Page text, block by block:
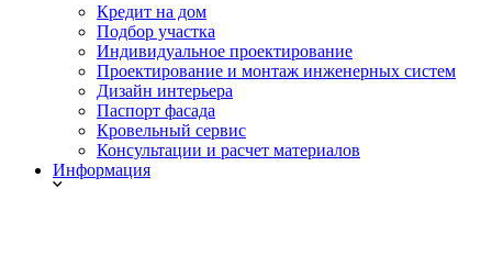
Кредит на дом
Подбор участка
Индивидуальное проектирование
Проектирование и монтаж инженерных систем
Дизайн интерьера
Паспорт фасада
Кровельный сервис
Консультации и расчет материалов
Информация